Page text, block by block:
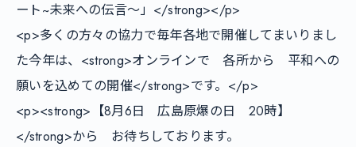
ート~未来への伝言～」</strong></p>
<p>多くの方々の協力で毎年各地で開催してまいりまし
た今年は、<strong>オンラインで　各所から　平和への
願いを込めての開催</strong>です。</p>
<p><strong>【8月6日　広島原爆の日　20時】
</strong>から　お待ちしております。